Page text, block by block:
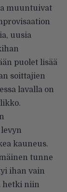
muuntuivat
uusia
puolet lisää
soittajien
lavalla on
kauneus.
tunne
ihan vain
hetki niin